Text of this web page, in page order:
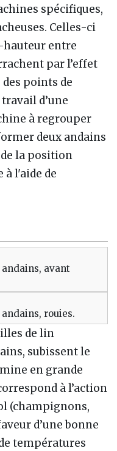
spécifiques,
Celles-ci
entre
par l’effet
points de
d’une
à regrouper
deux andains
la position
à l'aide de
avant
rouies.
de lin
subissent le
en grande
à l’action
(champignons,
d’une bonne
températures